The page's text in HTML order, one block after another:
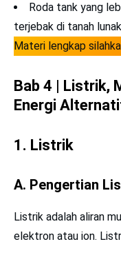
Roda tank yang
terjebak di tanah
Materi lengkap
Bab 4 | Listrik,
Energi
1. Listrik
A. Pengertian
Listrik adalah aliran
elektron atau ion.